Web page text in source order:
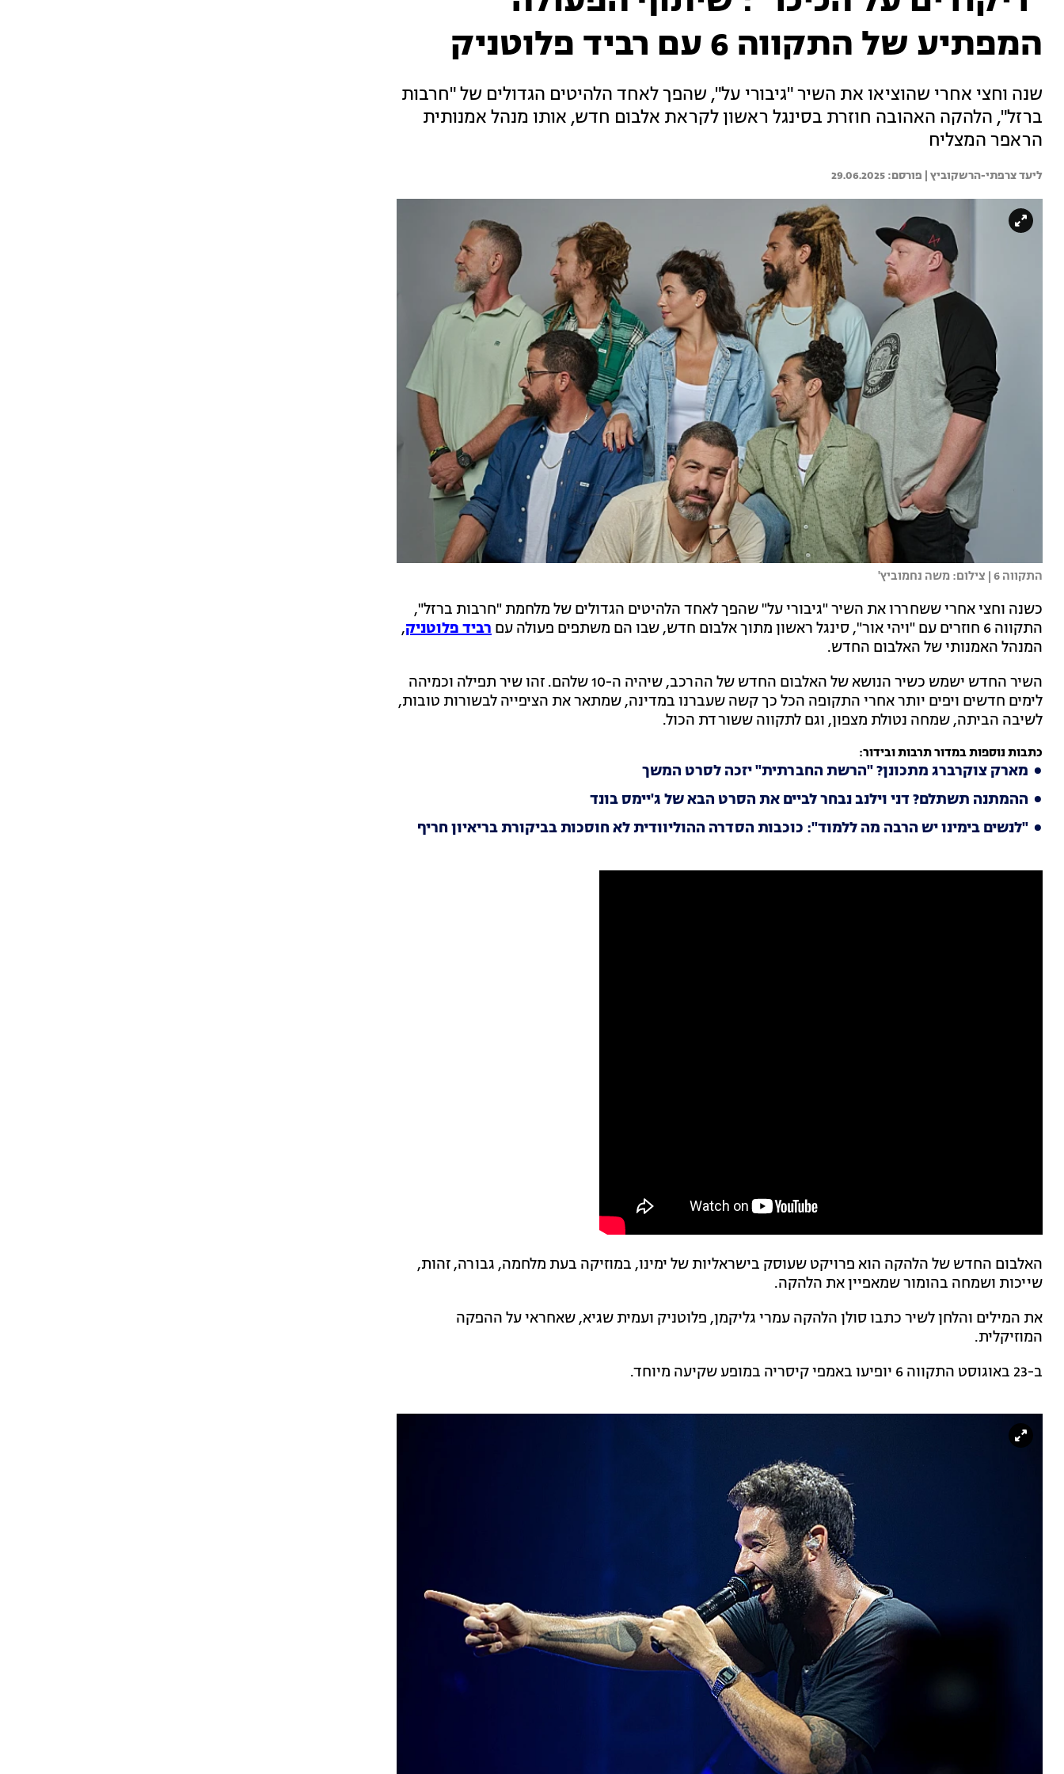
המפתיע של התקווה 6 עם רביד פלוטניק
שנה וחצי אחרי שהוציאו את השיר "גיבורי על", שהפך לאחד הלהיטים הגדולים של "חרבות
ברזל", הלהקה האהובה חוזרת בסינגל ראשון לקראת אלבום חדש, אותו מנהל אמנותית
הראפר המצליח
ליעד צרפתי-הרשקוביץ | 29.06.2025
התקווה 6 | צילום: משה נחמוביץ'
כשנה וחצי אחרי ששחררו את השיר "גיבורי על" שהפך לאחד הלהיטים הגדולים של מלחמת "חרבות ברזל",
התקווה 6 חוזרים עם "ויהי אור", סינגל ראשון מתוך אלבום חדש, שבו הם משתפים פעולה עם
רביד פלוטניק,
המנהל האמנותי של האלבום החדש.
השיר החדש ישמש כשיר הנושא של האלבום החדש של ההרכב, שיהיה ה-10 שלהם. זהו שיר תפילה וכמיהה
לימים חדשים ויפים יותר אחרי התקופה הכל כך קשה שעברנו במדינה, שמתאר את הציפייה לבשורות טובות,
לשיבה הביתה, שמחה נטולת מצפון, וגם לתקווה ששורדת הכול.
כתבות נוספות במדור תרבות ובידור:
מארק צוקרברג מתכונן? "הרשת החברתית" יזכה לסרט המשך
ההמתנה תשתלם? דני וילנב נבחר לביים את הסרט הבא של ג'יימס בונד
"לנשים בימינו יש הרבה מה ללמוד": כוכבות הסדרה ההוליוודית לא חוסכות בביקורת בריאיון חריף
האלבום החדש של הלהקה הוא פרויקט שעוסק בישראליות של ימינו, במוזיקה בעת מלחמה, גבורה, זהות,
שייכות ושמחה בהומור שמאפיין את הלהקה.
את המילים והלחן לשיר כתבו סולן הלהקה עמרי גליקמן, פלוטניק ועמית שגיא, שאחראי על ההפקה
המוזיקלית.
ב-23 באוגוסט התקווה 6 יופיעו באמפי קיסריה במופע שקיעה מיוחד.